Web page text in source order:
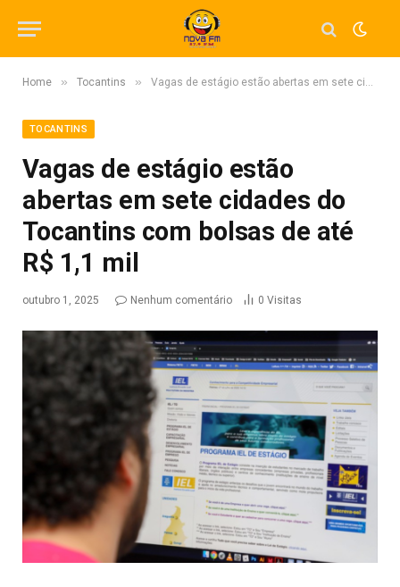
Home » Tocantins » Vagas de estágio estão abertas em sete cidades do Tocantins com bolsas de até R$ 1,1 mil
TOCANTINS
Vagas de estágio estão
abertas em sete cidades do
Tocantins com bolsas de até
R$ 1,1 mil
outubro 1, 2025 Nenhum comentário 0 Visitas